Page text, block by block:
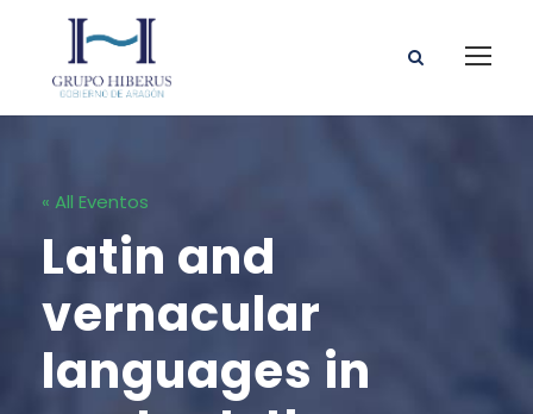
« All Eventos
Latin and
vernacular
languages in